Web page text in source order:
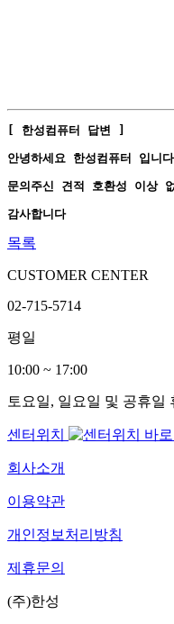
[ 한성컴퓨터 답변 ]
안녕하세요 한성컴퓨터 입니
문의주신 견적 호환성 이상
감사합니다
목록
CUSTOMER CENTER
02-715-5714
평일
10:00 ~ 17:00
토요일, 일요일 및 공휴일
센터위치
회사소개
이용약관
개인정보처리방침
제휴문의
(주)한성